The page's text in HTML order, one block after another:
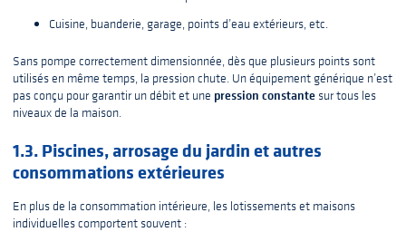
Cuisine, buanderie, garage, points d’eau extérieurs, etc.
Sans pompe correctement dimensionnée, dès que plusieurs points sont
utilisés en même temps, la pression chute. Un équipement générique n’est
pas conçu pour garantir un débit et une pression constante sur tous les
niveaux de la maison.
1.3. Piscines, arrosage du jardin et autres
consommations extérieures
En plus de la consommation intérieure, les lotissements et maisons
individuelles comportent souvent :